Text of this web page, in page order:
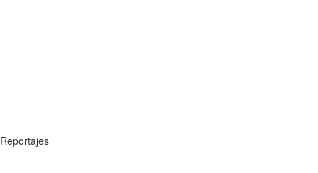
Reportajes